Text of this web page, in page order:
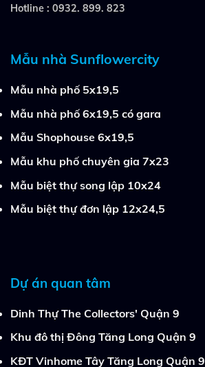
Hotline : 0932. 899. 823
Mẫu nhà Sunflowercity
Mẫu nhà phố 5x19,5
Mẫu nhà phố 6x19,5 có gara
Mẫu Shophouse 6x19,5
Mẫu khu phố chuyên gia 7x23
Mẫu biệt thự song lập 10x24
Mẫu biệt thự đơn lập 12x24,5
Dự án quan tâm
Dinh Thự The Collectors' Quận 9
Khu đô thị Đông Tăng Long Quận 9
KĐT Vinhome Tây Tăng Long Quận 9